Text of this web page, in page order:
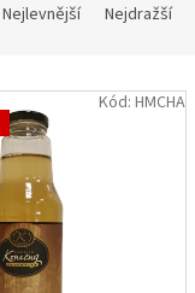
Nejlevnější Nejdražší
Kód: HMCHA